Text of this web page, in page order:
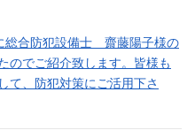
総合防犯設備士 齋藤陽子様の
のでご紹介致します。皆様も
て、防犯対策にご活用下さ